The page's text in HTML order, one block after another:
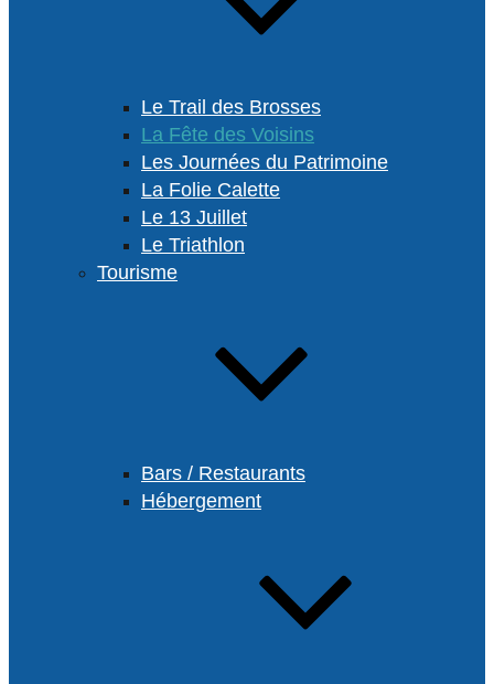
Le Trail des Brosses
La Fête des Voisins
Les Journées du Patrimoine
La Folie Calette
Le 13 Juillet
Le Triathlon
Tourisme
Bars / Restaurants
Hébergement